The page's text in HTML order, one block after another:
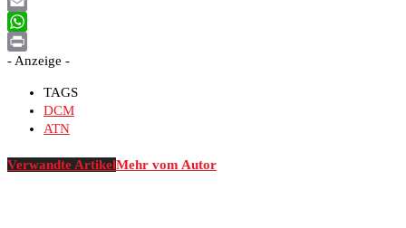
Email
WhatsApp
Print
- Anzeige -
TAGS
DCM
ATN
Verwandte ArtikelMehr vom Autor